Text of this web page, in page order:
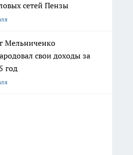
сетей Пензы
Мельниченко
свои доходы за
год